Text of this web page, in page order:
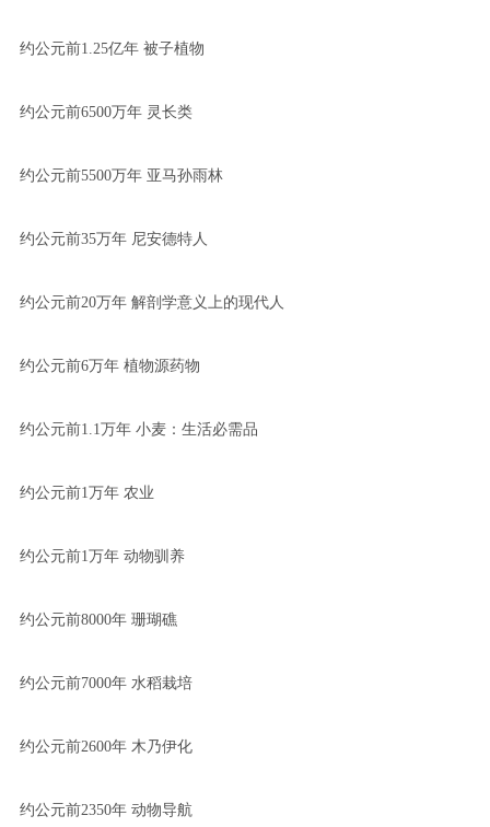
约公元前1.25亿年 被子植物
约公元前6500万年 灵长类
约公元前5500万年 亚马孙雨林
约公元前35万年 尼安德特人
约公元前20万年 解剖学意义上的现代人
约公元前6万年 植物源药物
约公元前1.1万年 小麦：生活必需品
约公元前1万年 农业
约公元前1万年 动物驯养
约公元前8000年 珊瑚礁
约公元前7000年 水稻栽培
约公元前2600年 木乃伊化
约公元前2350年 动物导航